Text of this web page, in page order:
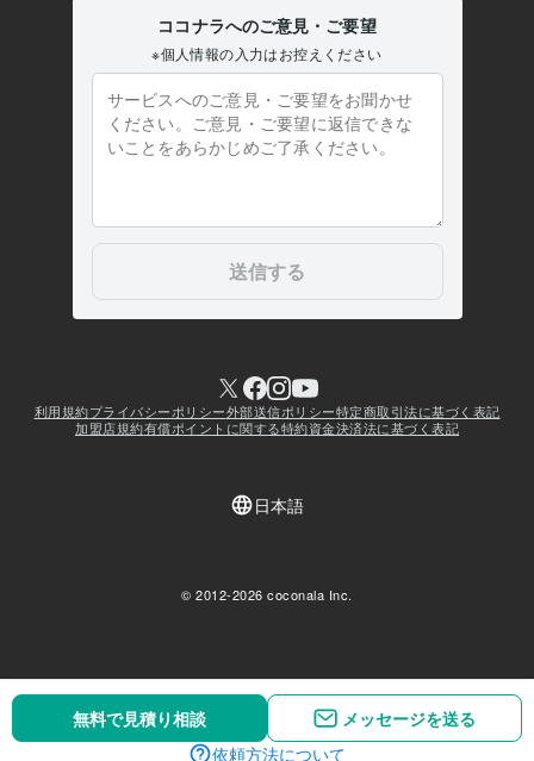
無料で見積り相談
メッセージを送る
無料で見積り相談
メッセージを送る
依頼方法について